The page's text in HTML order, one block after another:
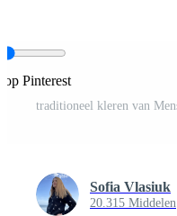
op Pinterest
Sofia Vlasiuk
20.315 Middelen